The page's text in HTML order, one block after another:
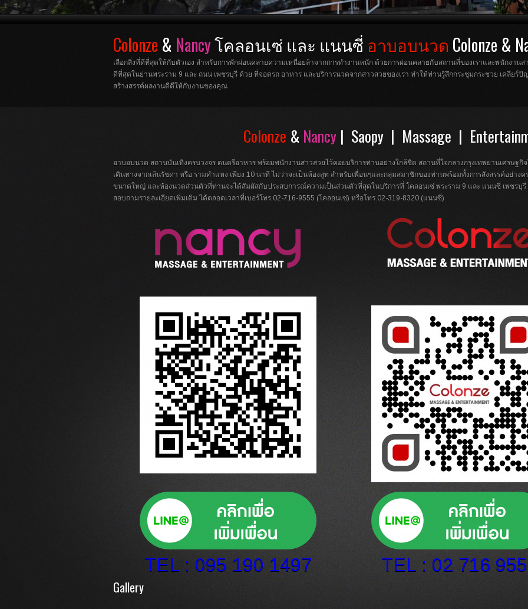
Colonze & Nancyโคลอนเซ่ และ แนนซี่ อาบอบนวด Colonze &
เลือกสิ่งที่ดีที่สุดให้กับตัวเอง สำหรับการพักผ่อนคลายความเหนื่อยล้าจากการทำงานหนัก ด้วยการผ่อนคลายกับสถานที่ของเราและพนักงานส
ดีที่สุดในย่านพระราม 9 และ ถนน เพชรบุรี ด้วย ที่จอดรถ อาหาร และบริการนวดจากสาวสวยของเรา ทำให้ท่านรู้สึกกระชุมกระชวย เคลียร์
สร้างสรรค์ผลงานดีดีให้กับงานของคุณ
Colonze & Nancy| Saopy | Massage |
อาบอบนวด สถานบันเทิงครบวงจร ดนตรีอาหาร พร้อมพนักงานสาวสวยไว้คอยบริการท่านอย่างใกล้ชิด สถานที่ใจกลางกรุงเทพย่านเศรษฐกิ
เดินทางจากเส้นรัชดา หรือ รามคำแหง เพียง 10 นาที ไม่ว่าจะเป็นห้องสูท สำหรับเพื่อนๆและกลุ่มสมาชิกของท่านพร้อมทั้งการสังสรรค์อย่าง
ขนาดใหญ่ และห้องนวดส่วนตัวที่ท่านจะได้สัมผัสกับประสบการณ์ความเป็นส่วนตัวที่สุดในบริการที่ โคลอนเซ่ พระราม 9 และ แนนซี่ เพชรบุรี
สอบถามรายละเอียดเพิ่มเติม ได้ตลอดเวลาที่เบอร์โทร.02-716-9555 (โคลอนเซ่) หรือโทร.02-319-8320 (แนนซี่)
TEL : 095 190 1497 TEL : 02 716
Gallery